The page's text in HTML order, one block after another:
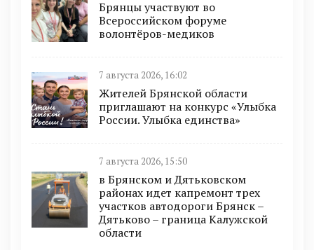
Брянцы участвуют во
Всероссийском форуме
волонтёров-медиков
7 августа 2026, 16:02
Жителей Брянской области
приглашают на конкурс «Улыбка
России. Улыбка единства»
7 августа 2026, 15:50
в Брянском и Дятьковском
районах идет капремонт трех
участков автодороги Брянск –
Дятьково – граница Калужской
области